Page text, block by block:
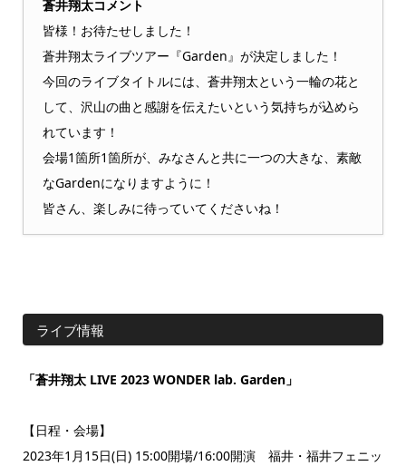
蒼井翔太コメント
皆様！お待たせしました！
蒼井翔太ライブツアー『Garden』が決定しました！
今回のライブタイトルには、蒼井翔太という一輪の花と
して、沢山の曲と感謝を伝えたいという気持ちが込めら
れています！
会場1箇所1箇所が、みなさんと共に一つの大きな、素敵
なGardenになりますように！
皆さん、楽しみに待っていてくださいね！
ライブ情報
「蒼井翔太 LIVE 2023 WONDER lab. Garden」
【日程・会場】
2023年1月15日(日) 15:00開場/16:00開演 福井・福井フェニッ